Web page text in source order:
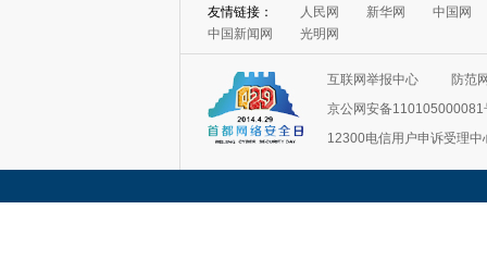
友情链接： 人民网 新华网
中国网
中国新闻网
光明网
互联网举报中心
防范
京公网安备110105000081
12300电信用户申诉受理中